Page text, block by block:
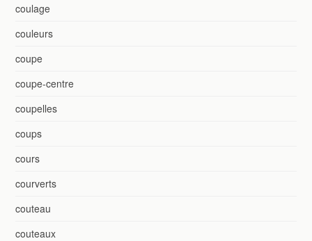
coulage
couleurs
coupe
coupe-centre
coupelles
coups
cours
courverts
couteau
couteaux